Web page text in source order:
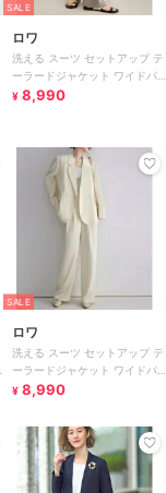
SALE
ロワ
洗える スーツ セットアップ テ
ーラードジャケット ワイドパ
ンツ フォーマル セレモニー ビ
¥ 8,990
SALE
ロワ
洗える スーツ セットアップ テ
ーラードジャケット ワイドパ
ンツ フォーマル セレモニー ビ
¥ 8,990